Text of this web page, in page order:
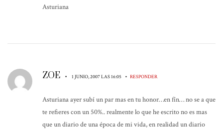
Asturiana
ZOE • 1 JUNIO, 2007 LAS 16:05 • RESPONDER
Asturiana ayer subí un par mas en tu honor…en fín… no se a que
te refieres con un 50%.. realmente lo que he escrito no es mas
que un diario de una época de mi vida, en realidad un diario